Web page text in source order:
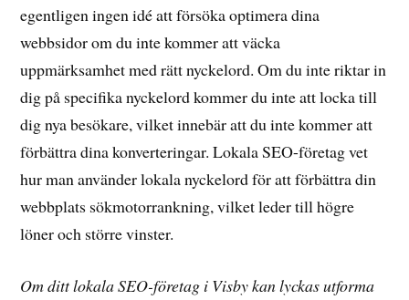
egentligen ingen idé att försöka optimera dina
webbsidor om du inte kommer att väcka
uppmärksamhet med rätt nyckelord. Om du inte riktar in
dig på specifika nyckelord kommer du inte att locka till
dig nya besökare, vilket innebär att du inte kommer att
förbättra dina konverteringar. Lokala SEO-företag vet
hur man använder lokala nyckelord för att förbättra din
webbplats sökmotorrankning, vilket leder till högre
löner och större vinster.
Om ditt lokala SEO-företag i Visby kan lyckas utforma